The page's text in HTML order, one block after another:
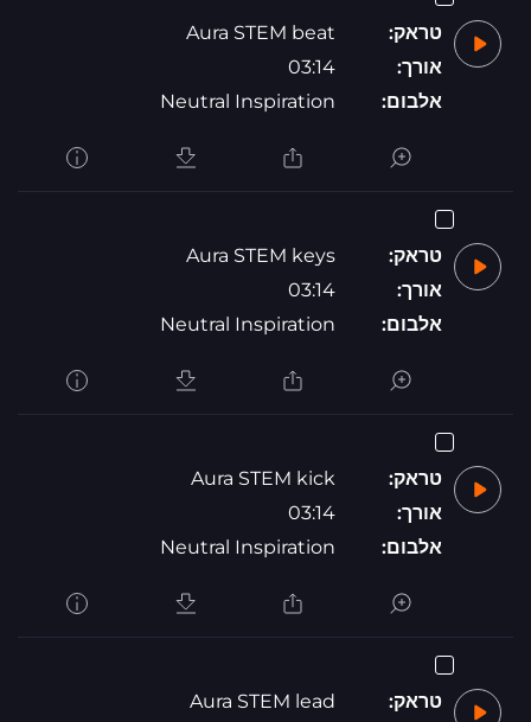
טראק:
Aura STEM beat
אורך:
03:14
אלבום:
Neutral Inspiration
טראק:
Aura STEM keys
אורך:
03:14
אלבום:
Neutral Inspiration
טראק:
Aura STEM kick
אורך:
03:14
אלבום:
Neutral Inspiration
טראק:
Aura STEM lead